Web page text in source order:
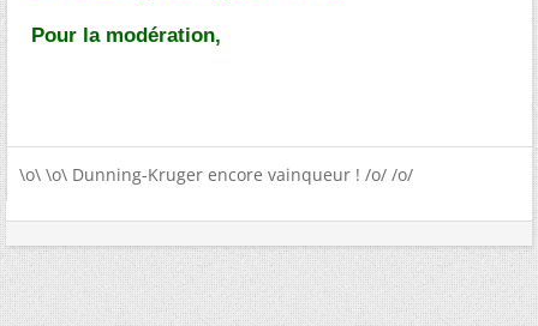
Pour la modération,
\o\ \o\ Dunning-Kruger encore vainqueur ! /o/ /o/